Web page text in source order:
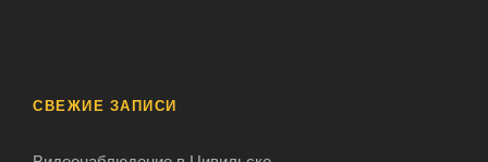
СВЕЖИЕ ЗАПИСИ